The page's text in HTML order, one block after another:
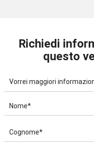
Richiedi
questo
Vorrei maggiori
Nome*
Cognome*